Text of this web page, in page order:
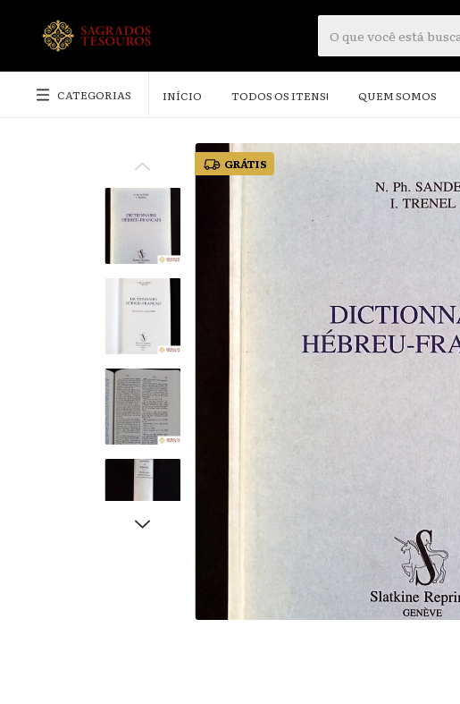
CATEGORIAS INÍCIO TODOS OS ITENS! QUEM SOMOS
GRÁTIS